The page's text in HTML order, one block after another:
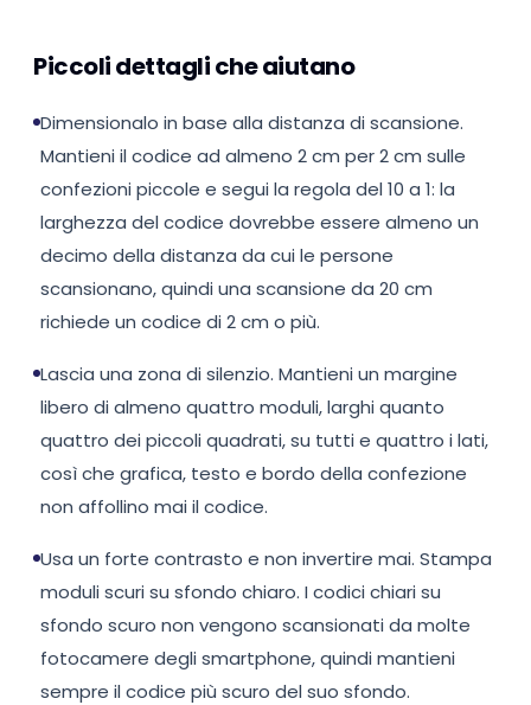
Piccoli dettagli che aiutano
Dimensionalo in base alla distanza di scansione.
Mantieni il codice ad almeno 2 cm per 2 cm sulle
confezioni piccole e segui la regola del 10 a 1: la
larghezza del codice dovrebbe essere almeno un
decimo della distanza da cui le persone
scansionano, quindi una scansione da 20 cm
richiede un codice di 2 cm o più.
Lascia una zona di silenzio. Mantieni un margine
libero di almeno quattro moduli, larghi quanto
quattro dei piccoli quadrati, su tutti e quattro i lati,
così che grafica, testo e bordo della confezione
non affollino mai il codice.
Usa un forte contrasto e non invertire mai. Stampa
moduli scuri su sfondo chiaro. I codici chiari su
sfondo scuro non vengono scansionati da molte
fotocamere degli smartphone, quindi mantieni
sempre il codice più scuro del suo sfondo.